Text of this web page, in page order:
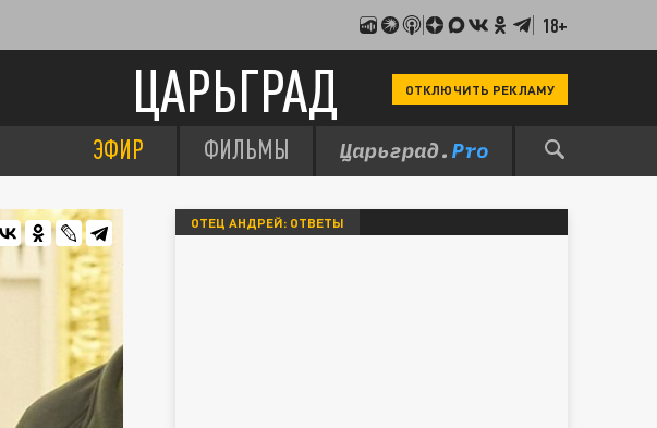
18+
ЦАРЬГРАД ОТКЛЮЧИТЬ РЕКЛАМУ
ЭФИР ФИЛЬМЫ
ОТЕЦ АНДРЕЙ: ОТВЕТЫ